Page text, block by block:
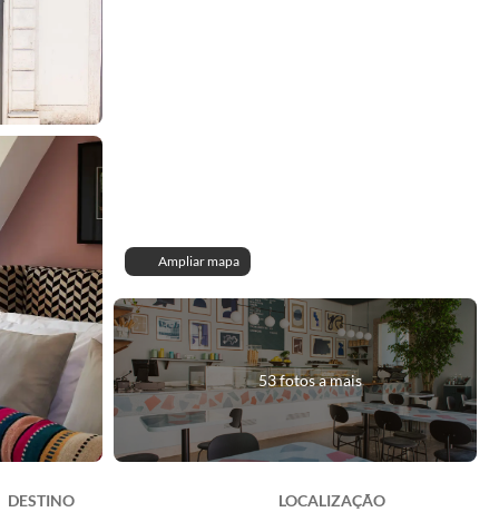
Ampliar mapa
53 fotos a mais
DESTINO LOCALIZAÇÃO